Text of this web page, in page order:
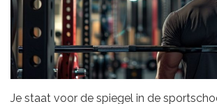
Je staat voor de spiegel in de